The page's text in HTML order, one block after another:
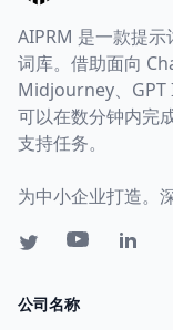
AIPRM 是一款提
词库。借助面向
Midjourney、GPT
可以在数分钟内完
支持任务。
为中小企业打造。
公司名称